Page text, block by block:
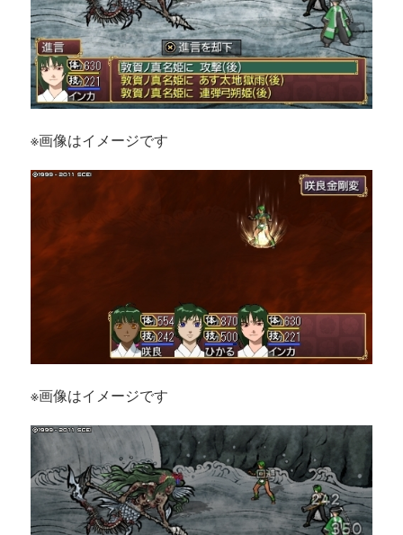
※画像はイメージです
※画像はイメージです